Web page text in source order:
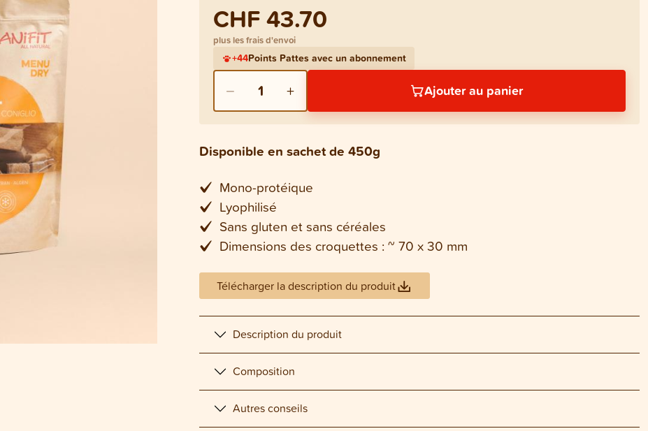
CHF 43.70
plus les frais d'envoi
+44Points Pattes avec un abonnement
− 1 + Ajouter au panier
Disponible en sachet de 450g
Mono-protéique
Lyophilisé
Sans gluten et sans céréales
Dimensions des croquettes : ~ 70 x 30 mm
Télécharger la description du produit
Description du produit
Composition
Autres conseils